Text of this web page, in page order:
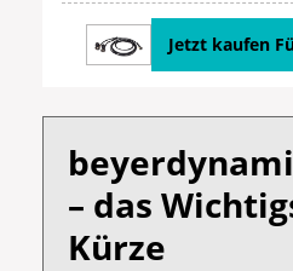
Jetzt kaufen
– das
Kürze